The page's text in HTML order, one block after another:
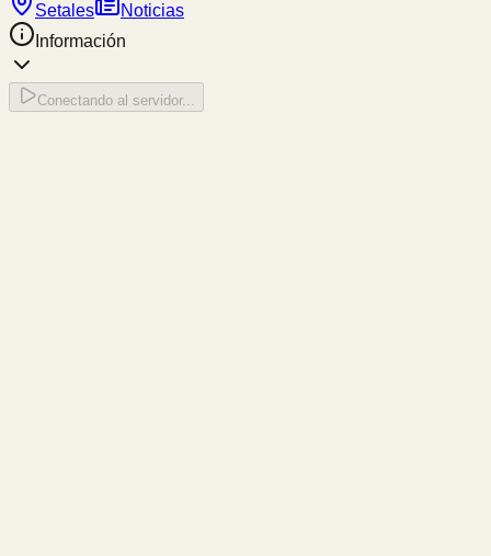
Setales
Noticias
Información
Conectando al servidor...